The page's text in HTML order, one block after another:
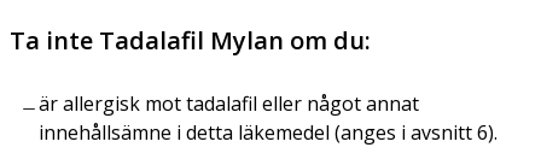
Ta inte Tadalafil Mylan om du:
är allergisk mot tadalafil eller något annat
innehållsämne i detta läkemedel (anges i avsnitt 6).